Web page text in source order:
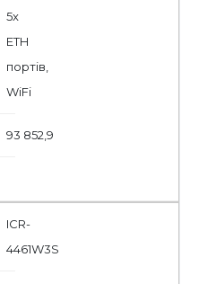
5x
ETH
портів,
WiFi
93 852,9
ICR-
4461W3S